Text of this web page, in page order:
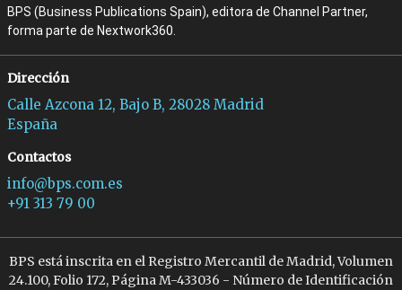
BPS (Business Publications Spain), editora de Channel Partner,
forma parte de Nextwork360.
Dirección
Calle Azcona 12, Bajo B, 28028 Madrid
España
Contactos
info@bps.com.es
+91 313 79 00
BPS está inscrita en el Registro Mercantil de Madrid, Volumen
24.100, Folio 172, Página M-433036 - Número de Identificación